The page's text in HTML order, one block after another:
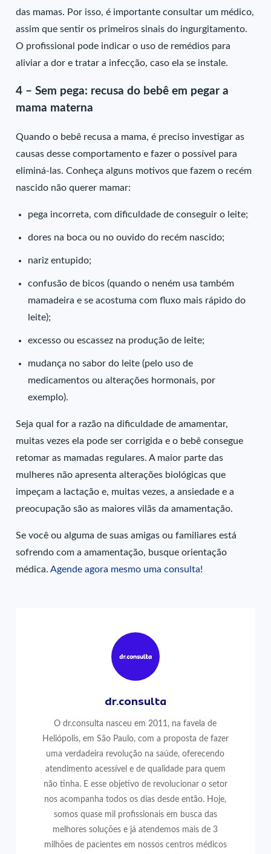
das mamas. Por isso, é importante consultar um médico,
assim que sentir os primeiros sinais do ingurgitamento.
O profissional pode indicar o uso de remédios para
aliviar a dor e tratar a infecção, caso ela se instale.
4 – Sem pega: recusa do bebê em pegar a
mama materna
Quando o bebê recusa a mama, é preciso investigar as
causas desse comportamento e fazer o possível para
eliminá-las. Conheça alguns motivos que fazem o recém
nascido não querer mamar:
pega incorreta, com dificuldade de conseguir o leite;
dores na boca ou no ouvido do recém nascido;
nariz entupido;
confusão de bicos (quando o neném usa também
mamadeira e se acostuma com fluxo mais rápido do
leite);
excesso ou escassez na produção de leite;
mudança no sabor do leite (pelo uso de
medicamentos ou alterações hormonais, por
exemplo).
Seja qual for a razão na dificuldade de amamentar,
muitas vezes ela pode ser corrigida e o bebê consegue
retomar as mamadas regulares. A maior parte das
mulheres não apresenta alterações biológicas que
impeçam a lactação e, muitas vezes, a ansiedade e a
preocupação são as maiores vilãs da amamentação.
Se você ou alguma de suas amigas ou familiares está
sofrendo com a amamentação, busque orientação
médica.Agende agora mesmo uma consulta!
dr.consulta
O dr.consulta nasceu em 2011, na favela de
Heliópolis, em São Paulo, com a proposta de fazer
uma verdadeira revolução na saúde, oferecendo
atendimento acessível e de qualidade para quem
não tinha. E esse objetivo de revolucionar o setor
nos acompanha todos os dias desde então. Hoje,
somos quase mil profissionais em busca das
melhores soluções e já atendemos mais de 3
milhões de pacientes em nossos centros médicos